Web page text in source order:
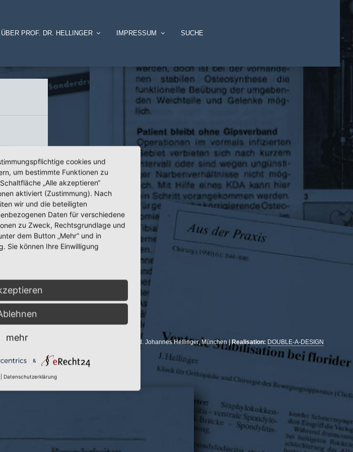
ÜBER PROF. DR. HELLINGER IMPRESSUM SUCHE
Cookie-Einstellungen Prof. Dr. med. Johannes Hellinger, München | Realisation: DOUBLE-A-DESIGN
cookies und
um bestimmte Funktionen zu
„Alle akzeptieren“
aktiviert (Zustimmung). Nach
wir und die beteiligten
Daten für verschiedene
zu Zweck, Rechtsgrundlage und
dem Button „Mehr“ und in
Sie können Ihre Einwilligung
mehr
&
Datenschutzerklärung